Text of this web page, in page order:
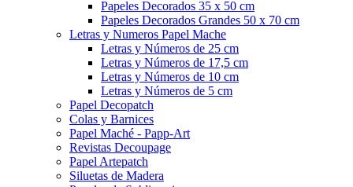
Papeles Decorados 35 x 50 cm
Papeles Decorados Grandes 50 x 70 cm
Letras y Numeros Papel Mache
Letras y Números de 25 cm
Letras y Números de 17,5 cm
Letras y Números de 10 cm
Letras y Números de 5 cm
Papel Decopatch
Colas y Barnices
Papel Maché - Papp-Art
Revistas Decoupage
Papel Artepatch
Siluetas de Madera